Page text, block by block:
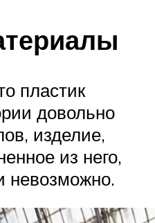
пластик
довольно
изделие,
из него,
невозможно.